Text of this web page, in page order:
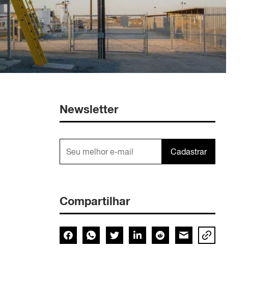
Newsletter
Cadastrar
Compartilhar